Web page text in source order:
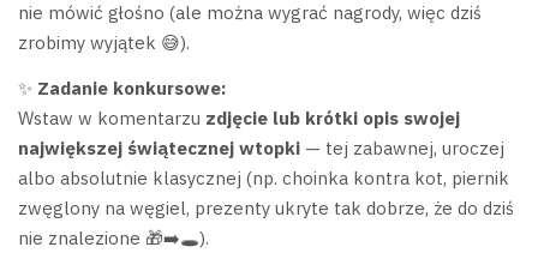
nie mówić głośno (ale można wygrać nagrody, więc dziś
zrobimy wyjątek 😅).
✨ Zadanie konkursowe:
Wstaw w komentarzu zdjęcie lub krótki opis swojej
największej świątecznej wtopki — tej zabawnej, uroczej
albo absolutnie klasycznej (np. choinka kontra kot, piernik
zwęglony na węgiel, prezenty ukryte tak dobrze, że do dziś
nie znalezione 🎁➡️🕳).